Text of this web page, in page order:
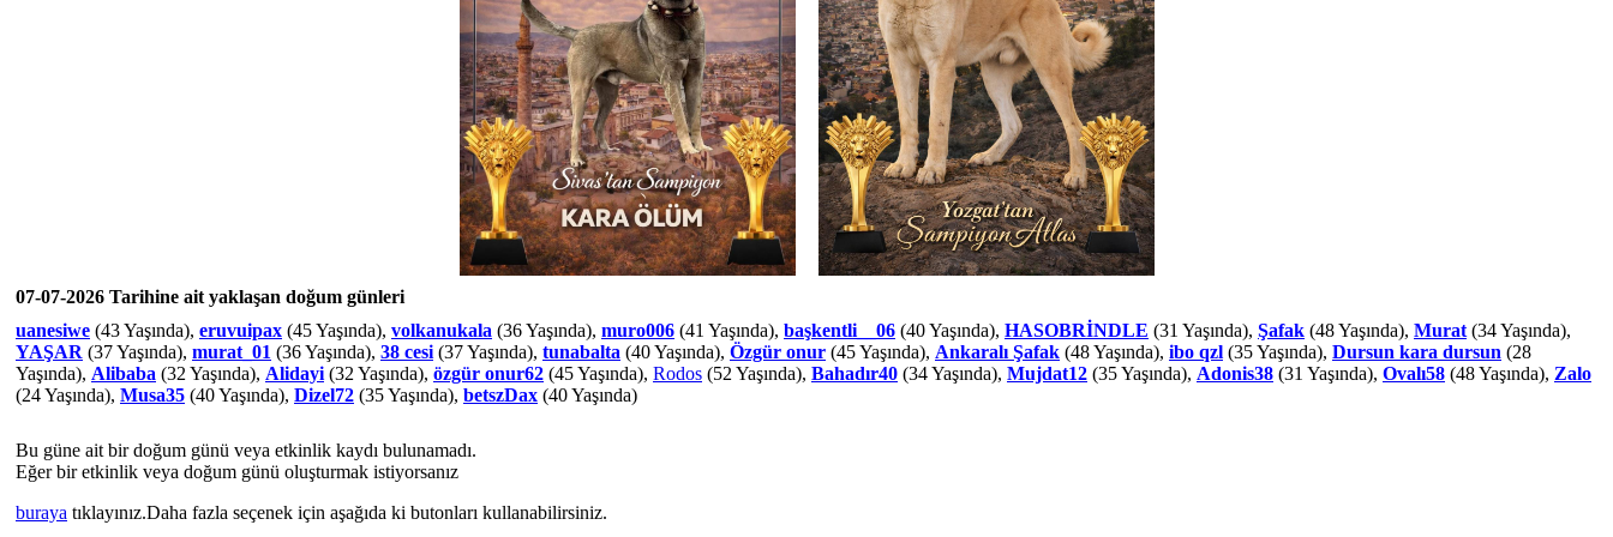
07-07-2026 Tarihine ait yaklaşan doğum günleri
uanesiwe (43 Yaşında), eruvuipax (45 Yaşında), volkanukala (36 Yaşında), muro006 (41 Yaşında), başkentli__06 (40 Yaşında), HASOBRİNDLE (31 Yaşında), Şafak (48 Yaşında), Murat (34 Yaşında),
YAŞAR (37 Yaşında), murat_01 (36 Yaşında), 38 cesi (37 Yaşında), tunabalta (40 Yaşında), Özgür onur (45 Yaşında), Ankaralı Şafak (48 Yaşında), ibo qzl (35 Yaşında), Dursun kara dursun (28
Yaşında), Alibaba (32 Yaşında), Alidayi (32 Yaşında), özgür onur62 (45 Yaşında), Rodos (52 Yaşında), Bahadır40 (34 Yaşında), Mujdat12 (35 Yaşında), Adonis38 (31 Yaşında), Ovalı58 (48 Yaşında), Zalo
(24 Yaşında), Musa35 (40 Yaşında), Dizel72 (35 Yaşında), betszDax (40 Yaşında)
Bu güne ait bir doğum günü veya etkinlik kaydı bulunamadı.
Eğer bir etkinlik veya doğum günü oluşturmak istiyorsanız
buraya tıklayınız.Daha fazla seçenek için aşağıda ki butonları kullanabilirsiniz.